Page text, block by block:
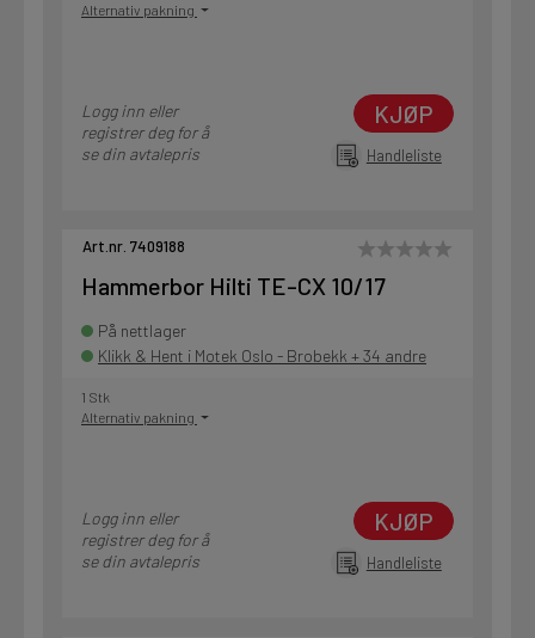
Alternativ pakning
Logg inn eller
registrer deg for å
se din avtalepris
KJØP
Handleliste
Art.nr. 7409188
Hammerbor Hilti TE-CX 10/17
På nettlager
Klikk & Hent i Motek Oslo - Brobekk + 34 andre
1 Stk
Alternativ pakning
Logg inn eller
registrer deg for å
se din avtalepris
KJØP
Handleliste